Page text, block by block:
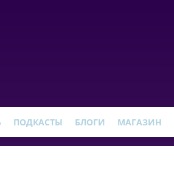
ПОДКАСТЫ БЛОГИ МАГАЗИН